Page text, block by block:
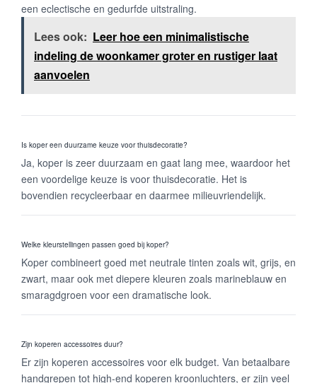
een eclectische en gedurfde uitstraling.
Lees ook: Leer hoe een minimalistische
indeling de woonkamer groter en rustiger laat
aanvoelen
Is koper een duurzame keuze voor thuisdecoratie?
Ja, koper is zeer duurzaam en gaat lang mee, waardoor het
een voordelige keuze is voor thuisdecoratie. Het is
bovendien recycleerbaar en daarmee milieuvriendelijk.
Welke kleurstellingen passen goed bij koper?
Koper combineert goed met neutrale tinten zoals wit, grijs, en
zwart, maar ook met diepere kleuren zoals marineblauw en
smaragdgroen voor een dramatische look.
Zijn koperen accessoires duur?
Er zijn koperen accessoires voor elk budget. Van betaalbare
handgrepen tot high-end koperen kroonluchters, er zijn veel